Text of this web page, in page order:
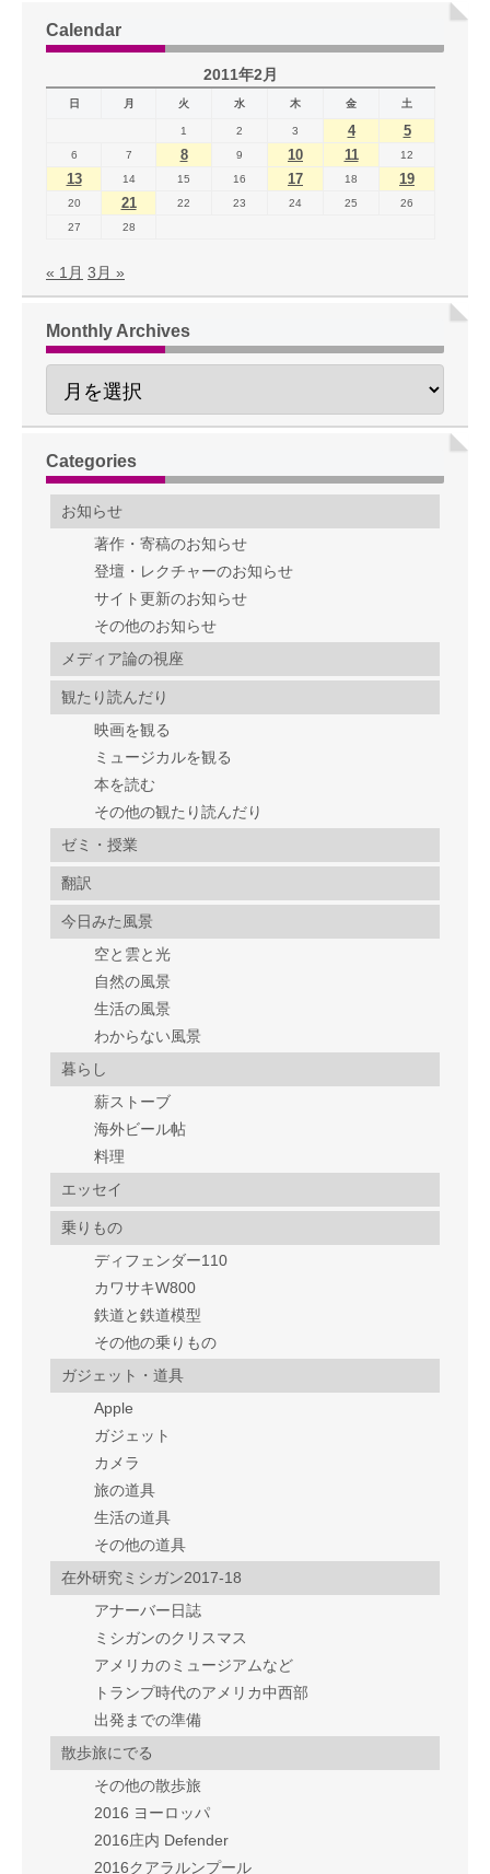
Calendar
2011年2月
日 月 火 水 木 金 土
1 2 3 4 5
6 7 8 9 10 11 12
13 14 15 16 17 18 19
20 21 22 23 24 25
26
27
28
« 1月 3月 »
Monthly Archives
Categories
お知らせ
著作・寄稿のお知らせ
登壇・レクチャーのお知らせ
サイト更新のお知らせ
その他のお知らせ
メディア論の視座
観たり読んだり
映画を観る
ミュージカルを観る
本を読む
その他の観たり読んだり
ゼミ・授業
翻訳
今日みた風景
空と雲と光
自然の風景
生活の風景
わからない風景
暮らし
薪ストーブ
海外ビール帖
料理
エッセイ
乗りもの
ディフェンダー110
カワサキW800
鉄道と鉄道模型
その他の乗りもの
ガジェット・道具
Apple
ガジェット
カメラ
旅の道具
生活の道具
その他の道具
在外研究ミシガン2017-18
アナーバー日誌
ミシガンのクリスマス
アメリカのミュージアムなど
トランプ時代のアメリカ中西部
出発までの準備
散歩旅にでる
その他の散歩旅
2016 ヨーロッパ
2016庄内 Defender
2016クアラルンプール